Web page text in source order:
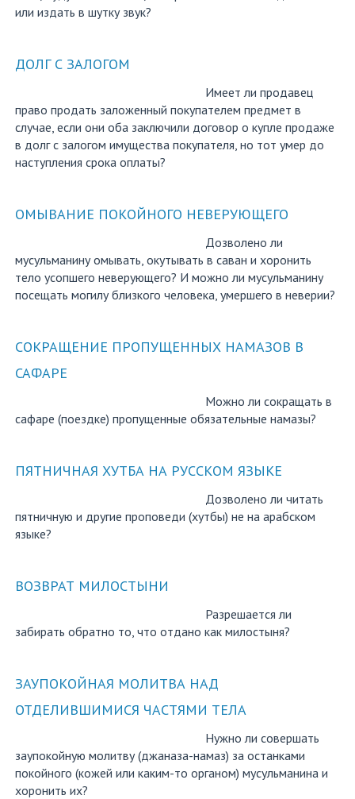
или издать в шутку звук?
ДОЛГ С ЗАЛОГОМ
Имеет ли продавец
право продать заложенный покупателем предмет в
случае, если они оба заключили договор о купле продаже
в долг с залогом имущества покупателя, но тот умер до
наступления срока оплаты?
ОМЫВАНИЕ ПОКОЙНОГО НЕВЕРУЮЩЕГО
Дозволено ли
мусульманину омывать, окутывать в саван и хоронить
тело усопшего неверующего? И можно ли мусульманину
посещать могилу близкого человека, умершего в неверии?
СОКРАЩЕНИЕ ПРОПУЩЕННЫХ НАМАЗОВ В
САФАРЕ
Можно ли сокращать в
сафаре (поездке) пропущенные обязательные намазы?
ПЯТНИЧНАЯ ХУТБА НА РУССКОМ ЯЗЫКЕ
Дозволено ли читать
пятничную и другие проповеди (хутбы) не на арабском
языке?
ВОЗВРАТ МИЛОСТЫНИ
Разрешается ли
забирать обратно то, что отдано как милостыня?
ЗАУПОКОЙНАЯ МОЛИТВА НАД
ОТДЕЛИВШИМИСЯ ЧАСТЯМИ ТЕЛА
Нужно ли совершать
заупокойную молитву (джаназа-намаз) за останками
покойного (кожей или каким-то органом) мусульманина и
хоронить их?